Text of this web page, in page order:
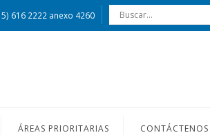
616 2222 anexo 4260
ÁREAS PRIORITARIAS CONTÁCTENOS